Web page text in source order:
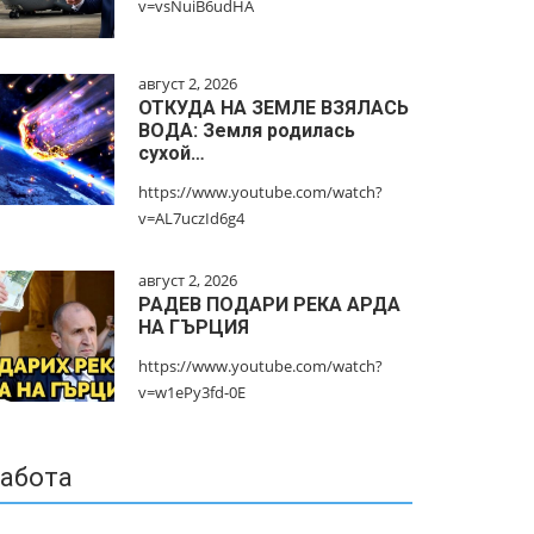
v=vsNuiB6udHA
август 2, 2026
ОТКУДА НА ЗЕМЛЕ ВЗЯЛАСЬ
ВОДА: Земля родилась
сухой…
https://www.youtube.com/watch?
v=AL7uczId6g4
август 2, 2026
РАДЕВ ПОДАРИ РЕКА АРДА
НА ГЪРЦИЯ
https://www.youtube.com/watch?
v=w1ePy3fd-0E